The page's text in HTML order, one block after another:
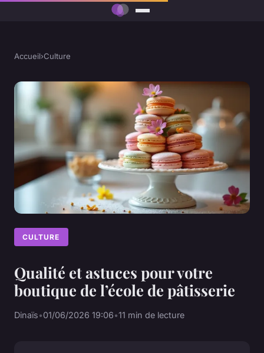
Accueil›Culture
CULTURE
Qualité et astuces pour votre
boutique de l’école de pâtisserie
Dinaïs•01/06/2026 19:06•11 min de lecture